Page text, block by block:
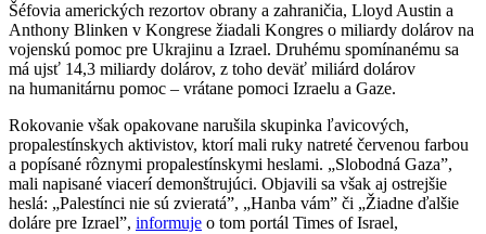
Šéfovia amerických rezortov obrany a zahraničia, Lloyd Austin a
Anthony Blinken v Kongrese žiadali Kongres o miliardy dolárov na
vojenskú pomoc pre Ukrajinu a Izrael. Druhému spomínanému sa
má ujsť 14,3 miliardy dolárov, z toho deväť miliárd dolárov
na humanitárnu pomoc – vrátane pomoci Izraelu a Gaze.
Rokovanie však opakovane narušila skupinka ľavicových,
propalestínskych aktivistov, ktorí mali ruky natreté červenou farbou
a popísané rôznymi propalestínskymi heslami. „Slobodná Gaza”,
mali napisané viacerí demonštrujúci. Objavili sa však aj ostrejšie
heslá: „Palestínci nie sú zvieratá”, „Hanba vám” či „Žiadne ďalšie
doláre pre Izrael”, informuje o tom portál Times of Israel,